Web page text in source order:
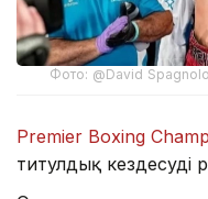
Фото: @David
Premier Boxing
титулдық